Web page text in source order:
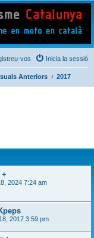
Inicia la sessió
vos
Anteriors 2017
+
2024 7:24 am
2017 3:59 pm